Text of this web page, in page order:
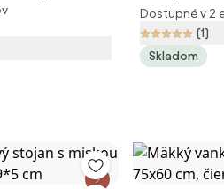
75x60 cm,
Dostupné v 2
(1)
Skladom